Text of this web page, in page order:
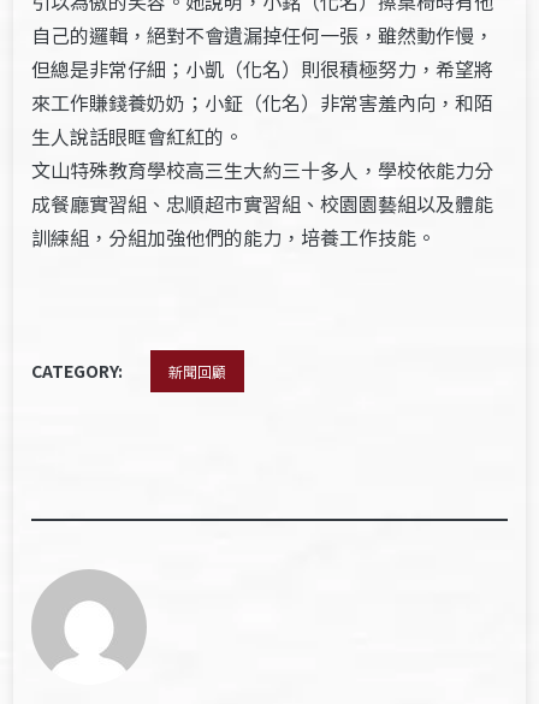
自己的邏輯，絕對不會遺漏掉任何一張，雖然動作慢，
但總是非常仔細；小凱（化名）則很積極努力，希望將
來工作賺錢養奶奶；小鉦（化名）非常害羞內向，和陌
生人說話眼眶會紅紅的。
文山特殊教育學校高三生大約三十多人，學校依能力分
成餐廳實習組、忠順超市實習組、校園園藝組以及體能
訓練組，分組加強他們的能力，培養工作技能。
CATEGORY: 新聞回顧